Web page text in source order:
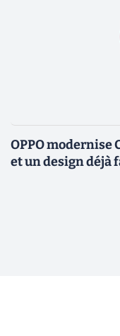
OPPO modernise
et un design déjà